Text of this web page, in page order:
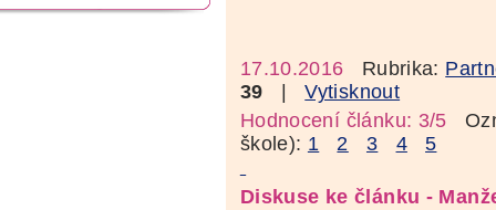
17.10.2016 Rubrika:
39 |Vytisknout
Hodnocení článku: 3/5
škole): 1 2 3 4 5
Diskuse ke článku -